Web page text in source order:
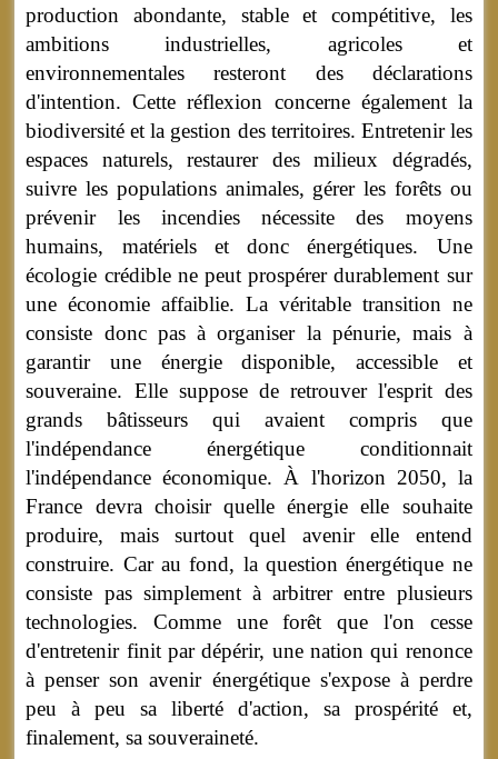
production abondante, stable et compétitive, les
ambitions industrielles, agricoles et
environnementales resteront des déclarations
d'intention. Cette réflexion concerne également la
biodiversité et la gestion des territoires. Entretenir les
espaces naturels, restaurer des milieux dégradés,
suivre les populations animales, gérer les forêts ou
prévenir les incendies nécessite des moyens
humains, matériels et donc énergétiques. Une
écologie crédible ne peut prospérer durablement sur
une économie affaiblie. La véritable transition ne
consiste donc pas à organiser la pénurie, mais à
garantir une énergie disponible, accessible et
souveraine. Elle suppose de retrouver l'esprit des
grands bâtisseurs qui avaient compris que
l'indépendance énergétique conditionnait
l'indépendance économique. À l'horizon 2050, la
France devra choisir quelle énergie elle souhaite
produire, mais surtout quel avenir elle entend
construire. Car au fond, la question énergétique ne
consiste pas simplement à arbitrer entre plusieurs
technologies. Comme une forêt que l'on cesse
d'entretenir finit par dépérir, une nation qui renonce
à penser son avenir énergétique s'expose à perdre
peu à peu sa liberté d'action, sa prospérité et,
finalement, sa souveraineté.